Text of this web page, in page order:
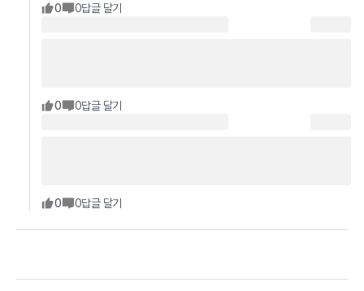
0 0답글 달기
0 0답글 달기
0 0답글 달기